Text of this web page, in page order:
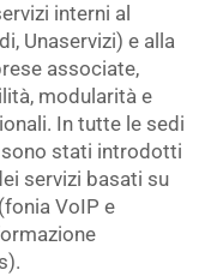
interni al
Unaservizi) e alla
associate,
modularità e
In tutte le sedi
stati introdotti
servizi basati su
VoIP e